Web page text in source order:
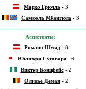
Марко Грюлль - 3
Самюэль Мбангюла - 3
Ассистенты:
Романо Шмид- 8
Юкинари Сугавара- 6
Виктор Бонифейс- 2
Оливье Деман- 2